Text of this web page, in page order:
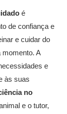
é
de confiança e
e cuidar do
A
e
às suas
no
e o tutor,